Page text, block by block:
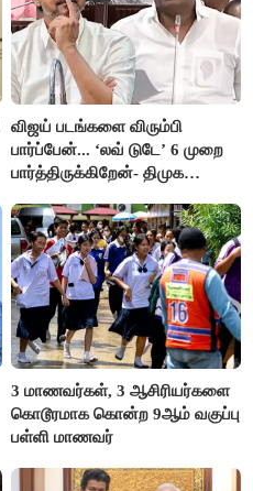
விஜய் படங்களை விரும்பி
பார்ப்பேன்... ‘லவ் டுடே’ 6 முறை
பார்த்திருக்கிறேன்- திமுக
3 மாணவர்கள், 3 ஆசிரியர்களை
கொடூரமாக கொன்ற 9ஆம் வகுப்பு
பள்ளி மாணவர்